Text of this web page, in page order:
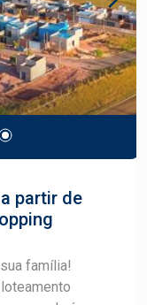
uma
moradia
valorização,
certa.
partir de
família!